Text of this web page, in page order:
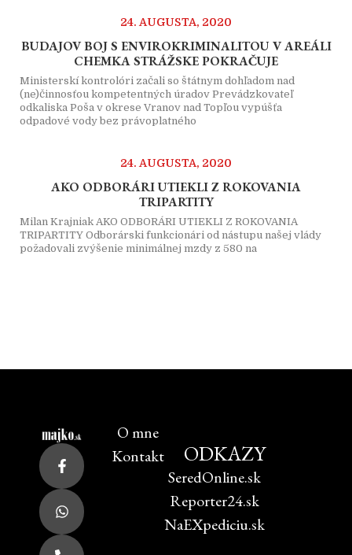
24. AUGUSTA, 2020
BUDAJOV BOJ S ENVIROKRIMINALITOU V AREÁLI
CHEMKA STRÁŽSKE POKRAČUJE
Ministerskí kontrolóri začali so štátnym dohľadom nad
(ne)činnosťou kompetentných úradov Prevádzkovateľ
odkaliska Poša v okrese Vranov nad Topľou vypúšťa
odpadové vody bez právoplatného
24. AUGUSTA, 2020
AKO ODBORÁRI UTIEKLI Z ROKOVANIA
TRIPARTITY
Milan Krajniak AKO ODBORÁRI UTIEKLI Z ROKOVANIA
TRIPARTITY Odborárski funkcionári od nástupu našej vlády
požadovali zvýšenie minimálnej mzdy z 580 na
O mne
Kontakt
ODKAZY
SeredOnline.sk
Reporter24.sk
NaEXpediciu.sk